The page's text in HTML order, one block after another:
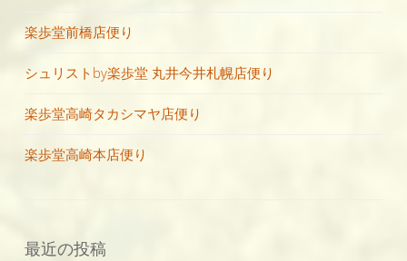
楽歩堂前橋店便り
シュリストby楽歩堂 丸井今井札幌店便り
楽歩堂高崎タカシマヤ店便り
楽歩堂高崎本店便り
最近の投稿